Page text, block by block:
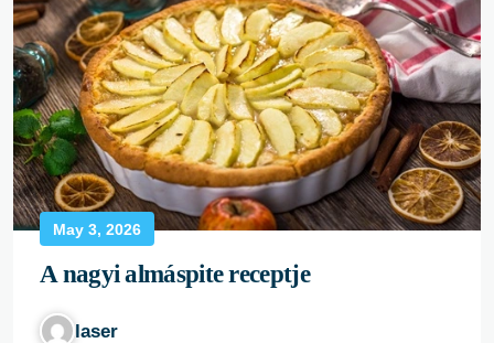
May 3, 2026
A nagyi almáspite receptje
laser